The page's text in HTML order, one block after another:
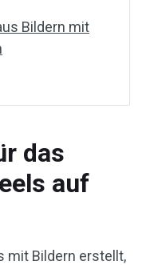
Bildern mit
das
auf
mit Bildern erstellt,